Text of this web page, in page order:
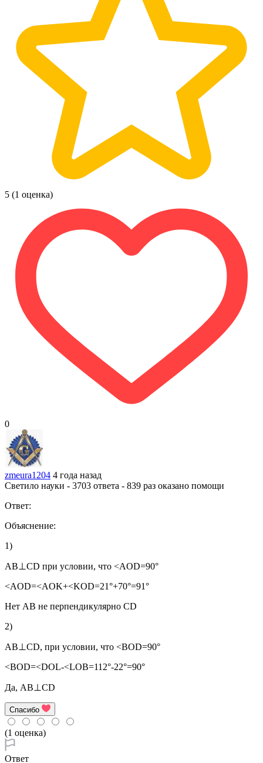
5 (1 оценка)
0
zmeura1204 4 года назад
Светило науки - 3703 ответа - 839 раз оказано помощи
Ответ:
Объяснение:
1)
АВ⊥CD при условии, что <АOD=90°
<AOD=<AOK+<KOD=21°+70°=91°
Нет АВ не перпендикулярно CD
2)
AB⊥CD, при условии, что <ВОD=90°
<BOD=<DOL-<LOB=112°-22°=90°
Да, АВ⊥CD
Спасибо
(1 оценка)
Ответ